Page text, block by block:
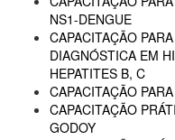
NS1-DENGUE
CAPACITAÇÃO
DIAGNÓSTICA EM
HEPATITES B, C
CAPACITAÇÃO
CAPACITAÇÃO
GODOY